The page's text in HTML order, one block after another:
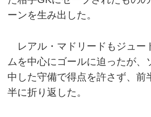
ーンを生み出した。
レアル・マドリードもジュー
ムを中心にゴールに迫ったが、
中した守備で得点を許さず、前
半に折り返した。